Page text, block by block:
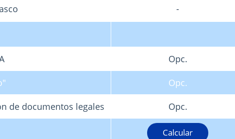
-
Opc.
Opc.
de documentos legales Opc.
Calcular